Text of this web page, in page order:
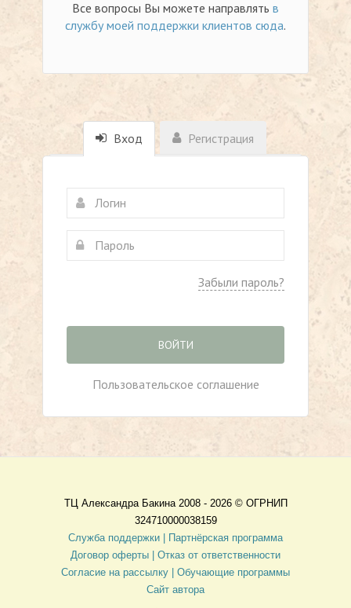
Все вопросы Вы можете направлять в
службу моей поддержки клиентов сюда.
Вход Регистрация
Забыли пароль?
ВОЙТИ
Пользовательское соглашение
ТЦ Александра Бакина 2008 - 2026 © ОГРНИП
324710000038159
Служба поддержки |
Партнёрская программа
Договор оферты
| Отказ от ответственности
Согласие на рассылку | Обучающие программы
Сайт автора